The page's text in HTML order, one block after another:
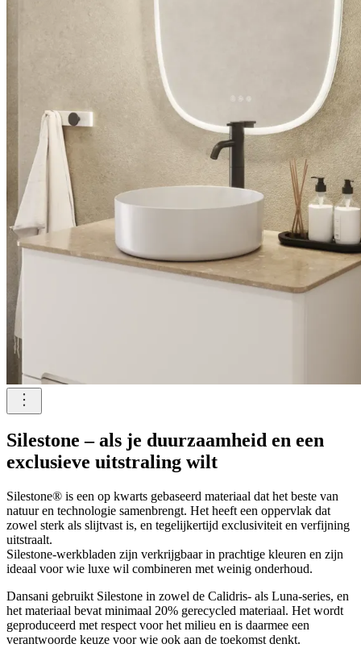
Silestone – als je duurzaamheid en een
exclusieve uitstraling wilt
Silestone® is een op kwarts gebaseerd materiaal dat het beste van
natuur en technologie samenbrengt. Het heeft een oppervlak dat
zowel sterk als slijtvast is, en tegelijkertijd exclusiviteit en verfijning
uitstraalt.
Silestone-werkbladen zijn verkrijgbaar in prachtige kleuren en zijn
ideaal voor wie luxe wil combineren met weinig onderhoud.
Dansani gebruikt Silestone in zowel de Calidris- als Luna-series, en
het materiaal bevat minimaal 20% gerecycled materiaal. Het wordt
geproduceerd met respect voor het milieu en is daarmee een
verantwoorde keuze voor wie ook aan de toekomst denkt.